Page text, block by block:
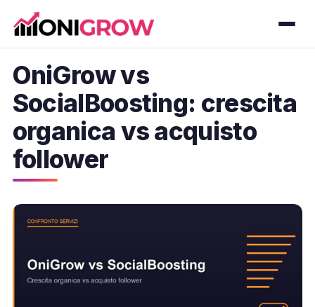
OniGrow vs
SocialBoosting: crescita
organica vs acquisto
follower